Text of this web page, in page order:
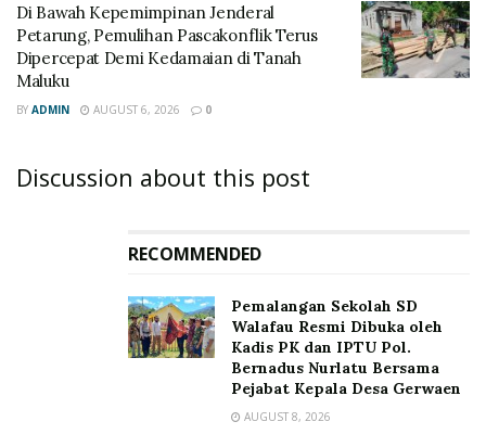
Di Bawah Kepemimpinan Jenderal
Petarung, Pemulihan Pascakonflik Terus
Dipercepat Demi Kedamaian di Tanah
Maluku
BY ADMIN AUGUST 6, 2026 0
Discussion about this post
RECOMMENDED
Pemalangan Sekolah SD
Walafau Resmi Dibuka oleh
Kadis PK dan IPTU Pol.
Bernadus Nurlatu Bersama
Pejabat Kepala Desa Gerwaen
AUGUST 8, 2026